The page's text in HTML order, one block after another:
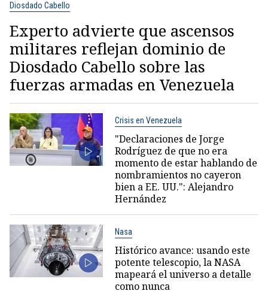
Diosdado Cabello
Experto advierte que ascensos
militares reflejan dominio de
Diosdado Cabello sobre las
fuerzas armadas en Venezuela
Crisis en Venezuela
"Declaraciones de Jorge
Rodríguez de que no era
momento de estar hablando de
nombramientos no cayeron
bien a EE. UU.": Alejandro
Hernández
Nasa
Histórico avance: usando este
potente telescopio, la NASA
mapeará el universo a detalle
como nunca